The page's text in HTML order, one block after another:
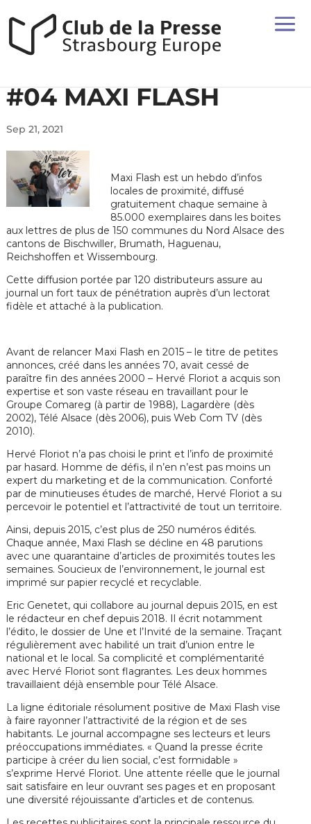
#04 MAXI FLASH
Sep 21, 2021
Maxi Flash est un hebdo d’infos
locales de proximité, diffusé
gratuitement chaque semaine à
85.000 exemplaires dans les boites
aux lettres de plus de 150 communes du Nord Alsace des
cantons de Bischwiller, Brumath, Haguenau,
Reichshoffen et Wissembourg.
Cette diffusion portée par 120 distributeurs assure au
journal un fort taux de pénétration auprès d’un lectorat
fidèle et attaché à la publication.
Avant de relancer Maxi Flash en 2015 – le titre de petites
annonces, créé dans les années 70, avait cessé de
paraître fin des années 2000 – Hervé Floriot a acquis son
expertise et son vaste réseau en travaillant pour le
Groupe Comareg (à partir de 1988), Lagardère (dès
2002), Télé Alsace (dès 2006), puis Web Com TV (dès
2010).
Hervé Floriot n’a pas choisi le print et l’info de proximité
par hasard. Homme de défis, il n’en n’est pas moins un
expert du marketing et de la communication. Conforté
par de minutieuses études de marché, Hervé Floriot a su
percevoir le potentiel et l’attractivité de tout un territoire.
Ainsi, depuis 2015, c’est plus de 250 numéros édités.
Chaque année, Maxi Flash se décline en 48 parutions
avec une quarantaine d’articles de proximités toutes les
semaines. Soucieux de l’environnement, le journal est
imprimé sur papier recyclé et recyclable.
Eric Genetet, qui collabore au journal depuis 2015, en est
le rédacteur en chef depuis 2018. Il écrit notamment
l’édito, le dossier de Une et l’Invité de la semaine. Traçant
régulièrement avec habilité un trait d’union entre le
national et le local. Sa complicité et complémentarité
avec Hervé Floriot sont flagrantes. Les deux hommes
travaillaient déjà ensemble pour Télé Alsace.
La ligne éditoriale résolument positive de Maxi Flash vise
à faire rayonner l’attractivité de la région et de ses
habitants. Le journal accompagne ses lecteurs et leurs
préoccupations immédiates. « Quand la presse écrite
participe à créer du lien social, c’est formidable »
s’exprime Hervé Floriot. Une attente réelle que le journal
sait satisfaire en leur ouvrant ses pages et en proposant
une diversité réjouissante d’articles et de contenus.